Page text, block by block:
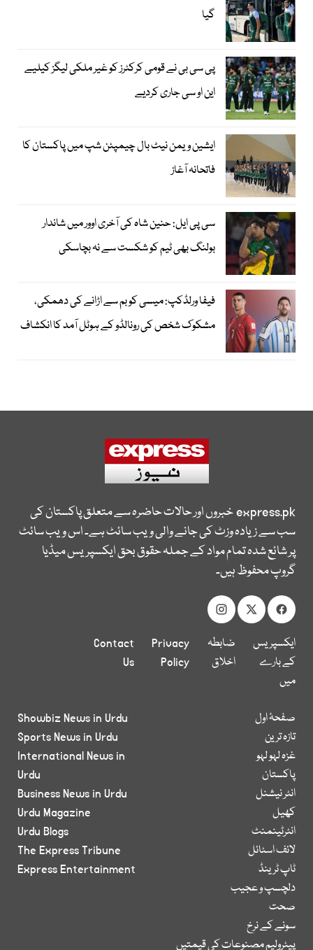
گیا
پی سی بی نے قومی کرکٹرز کو غیر ملکی لیگز کیلیے
این او سی جاری کردیے
ایشین ویمن نیٹ بال چیمپئن شپ میں پاکستان کا
فاتحانہ آغاز
سی پی ایل: حنین شاہ کی آخری اوور میں شاندار
بولنگ بھی ٹیم کو شکست سے نہ بچاسکی
فیفا ورلڈکپ: میسی کو بم سے اڑانے کی دھمکی،
مشکوک شخص کی رونالڈو کے ہوٹل آمد کا انکشاف
express.pkخبروں اور حالات حاضرہ سے متعلق پاکستان کی
سب سے زیادہ وزٹ کی جانے والی ویب سائٹ ہے۔ اس ویب سائٹ
پر شائع شدہ تمام مواد کے جملہ حقوق بحق ایکسپریس میڈیا
گروپ محفوظ ہیں۔
ایکسپریس
کے بارے
میں
ضابطہ
اخلاق
Privacy
Policy
Contact
Us
صفحۂ اول
تازہ ترین
غزہ لہو لہو
پاکستان
انٹر نیشنل
کھیل
انٹرٹینمنٹ
لائف اسٹائل
ٹاپ ٹرینڈ
دلچسپ و عجیب
صحت
سونے کے نرخ
پیٹرولیم مصنوعات کی قیمتیں
Showbiz News in Urdu
Sports News in Urdu
International News in
Urdu
Business News in Urdu
Urdu Magazine
Urdu Blogs
The Express Tribune
Express Entertainment